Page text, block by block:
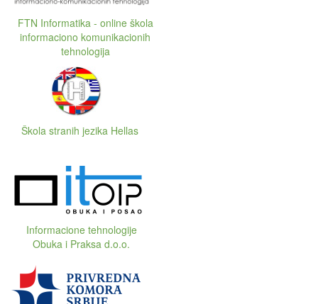
FTN Informatika - online škola
informaciono komunikacionih
tehnologija
Škola stranih jezika Hellas
Informacione tehnologije
Obuka i Praksa d.o.o.